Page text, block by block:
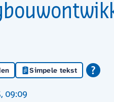
Simpele tekst
09:09